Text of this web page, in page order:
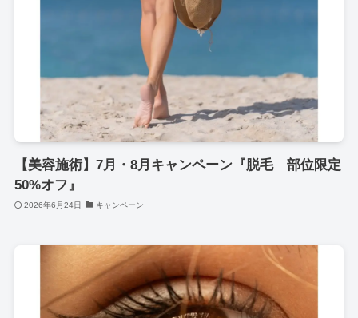
【美容施術】7月・8月キャンペーン『脱毛 部位限定
50%オフ』
2026年6月24日 キャンペーン